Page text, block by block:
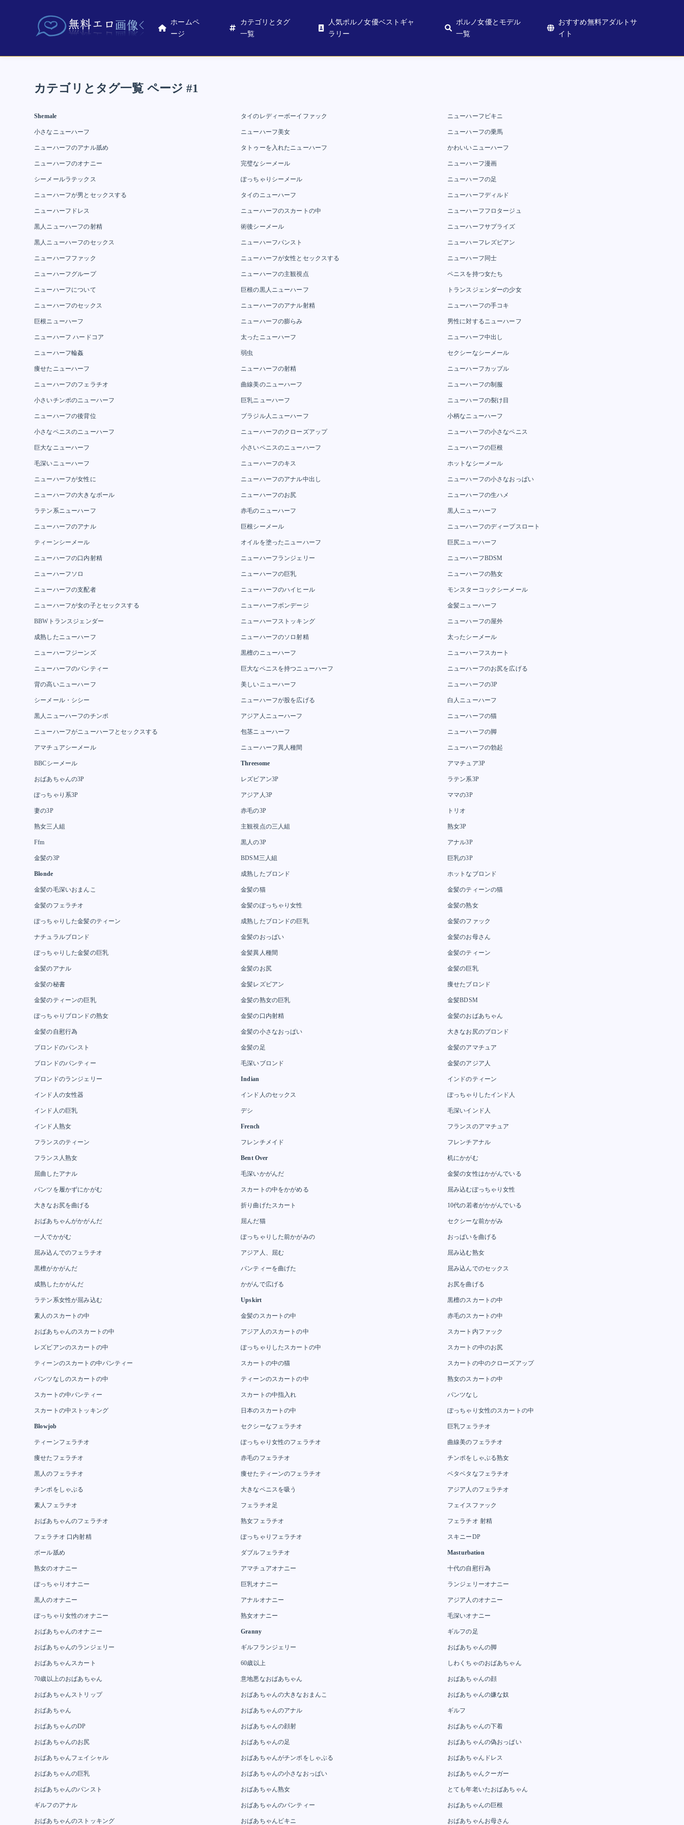
ホームペ
ージ
カテゴリとタグ
一覧
人気ポルノ女優ベストギャ
ラリー
ポルノ女優とモデル
一覧
おすすめ無料アダルトサ
イト
カテゴリとタグ一覧 ページ #1
Shemale タイのレディーボーイファック ニューハーフビキニ
小さなニューハーフ ニューハーフ美女 ニューハーフの乗馬
ニューハーフのアナル舐め タトゥーを入れたニューハーフ かわいいニューハーフ
ニューハーフのオナニー 完璧なシーメール ニューハーフ漫画
シーメールラテックス ぽっちゃりシーメール ニューハーフの足
ニューハーフが男とセックスする タイのニューハーフ ニューハーフディルド
ニューハーフドレス ニューハーフのスカートの中 ニューハーフフロタージュ
黒人ニューハーフの射精 術後シーメール ニューハーフサプライズ
黒人ニューハーフのセックス ニューハーフパンスト ニューハーフレズビアン
ニューハーフファック ニューハーフが女性とセックスする ニューハーフ同士
ニューハーフグループ ニューハーフの主観視点 ペニスを持つ女たち
ニューハーフについて 巨根の黒人ニューハーフ トランスジェンダーの少女
ニューハーフのセックス ニューハーフのアナル射精 ニューハーフの手コキ
巨根ニューハーフ ニューハーフの膨らみ 男性に対するニューハーフ
ニューハーフ ハードコア 太ったニューハーフ ニューハーフ中出し
ニューハーフ輪姦 弱虫 セクシーなシーメール
痩せたニューハーフ ニューハーフの射精 ニューハーフカップル
ニューハーフのフェラチオ 曲線美のニューハーフ ニューハーフの制服
小さいチンポのニューハーフ 巨乳ニューハーフ ニューハーフの裂け目
ニューハーフの後背位 ブラジル人ニューハーフ 小柄なニューハーフ
小さなペニスのニューハーフ ニューハーフのクローズアップ ニューハーフの小さなペニス
巨大なニューハーフ 小さいペニスのニューハーフ ニューハーフの巨根
毛深いニューハーフ ニューハーフのキス ホットなシーメール
ニューハーフが女性に ニューハーフのアナル中出し ニューハーフの小さなおっぱい
ニューハーフの大きなボール ニューハーフのお尻 ニューハーフの生ハメ
ラテン系ニューハーフ 赤毛のニューハーフ 黒人ニューハーフ
ニューハーフのアナル 巨根シーメール ニューハーフのディープスロート
ティーンシーメール オイルを塗ったニューハーフ 巨尻ニューハーフ
ニューハーフの口内射精 ニューハーフランジェリー ニューハーフBDSM
ニューハーフソロ ニューハーフの巨乳 ニューハーフの熟女
ニューハーフの支配者 ニューハーフのハイヒール モンスターコックシーメール
ニューハーフが女の子とセックスする ニューハーフボンデージ 金髪ニューハーフ
BBWトランスジェンダー ニューハーフストッキング ニューハーフの屋外
成熟したニューハーフ ニューハーフのソロ射精 太ったシーメール
ニューハーフジーンズ 黒檀のニューハーフ ニューハーフスカート
ニューハーフのパンティー 巨大なペニスを持つニューハーフ ニューハーフのお尻を広げる
背の高いニューハーフ 美しいニューハーフ ニューハーフの3P
シーメール・シシー ニューハーフが股を広げる 白人ニューハーフ
黒人ニューハーフのチンポ アジア人ニューハーフ ニューハーフの猫
ニューハーフがニューハーフとセックスする 包茎ニューハーフ ニューハーフの脚
アマチュアシーメール ニューハーフ異人種間 ニューハーフの勃起
BBCシーメール Threesome アマチュア3P
おばあちゃんの3P レズビアン3P ラテン系3P
ぽっちゃり系3P アジア人3P ママの3P
妻の3P 赤毛の3P トリオ
熟女三人組 主観視点の三人組 熟女3P
Ffm 黒人の3P アナル3P
金髪の3P BDSM三人組 巨乳の3P
Blonde 成熟したブロンド ホットなブロンド
金髪の毛深いおまんこ 金髪の猫 金髪のティーンの猫
金髪のフェラチオ 金髪のぽっちゃり女性 金髪の熟女
ぽっちゃりした金髪のティーン 成熟したブロンドの巨乳 金髪のファック
ナチュラルブロンド 金髪のおっぱい 金髪のお母さん
ぽっちゃりした金髪の巨乳 金髪異人種間 金髪のティーン
金髪のアナル 金髪のお尻 金髪の巨乳
金髪の秘書 金髪レズビアン 痩せたブロンド
金髪のティーンの巨乳 金髪の熟女の巨乳 金髪BDSM
ぽっちゃりブロンドの熟女 金髪の口内射精 金髪のおばあちゃん
金髪の自慰行為 金髪の小さなおっぱい 大きなお尻のブロンド
ブロンドのパンスト 金髪の足 金髪のアマチュア
ブロンドのパンティー 毛深いブロンド 金髪のアジア人
ブロンドのランジェリー Indian インドのティーン
インド人の女性器 インド人のセックス ぽっちゃりしたインド人
インド人の巨乳 デシ 毛深いインド人
インド人熟女 French フランスのアマチュア
フランスのティーン フレンチメイド フレンチアナル
フランス人熟女 Bent Over 机にかがむ
屈曲したアナル 毛深いかがんだ 金髪の女性はかがんでいる
パンツを履かずにかがむ スカートの中をかがめる 屈み込むぽっちゃり女性
大きなお尻を曲げる 折り曲げたスカート 10代の若者がかがんでいる
おばあちゃんがかがんだ 屈んだ猫 セクシーな前かがみ
一人でかがむ ぽっちゃりした前かがみの おっぱいを曲げる
屈み込んでのフェラチオ アジア人、屈む 屈み込む熟女
黒檀がかがんだ パンティーを曲げた 屈み込んでのセックス
成熟したかがんだ かがんで広げる お尻を曲げる
ラテン系女性が屈み込む Upskirt 黒檀のスカートの中
素人のスカートの中 金髪のスカートの中 赤毛のスカートの中
おばあちゃんのスカートの中 アジア人のスカートの中 スカート内ファック
レズビアンのスカートの中 ぽっちゃりしたスカートの中 スカートの中のお尻
ティーンのスカートの中パンティー スカートの中の猫 スカートの中のクローズアップ
パンツなしのスカートの中 ティーンのスカートの中 熟女のスカートの中
スカートの中パンティー スカートの中指入れ パンツなし
スカートの中ストッキング 日本のスカートの中 ぽっちゃり女性のスカートの中
Blowjob セクシーなフェラチオ 巨乳フェラチオ
ティーンフェラチオ ぽっちゃり女性のフェラチオ 曲線美のフェラチオ
痩せたフェラチオ 赤毛のフェラチオ チンポをしゃぶる熟女
黒人のフェラチオ 痩せたティーンのフェラチオ ベタベタなフェラチオ
チンポをしゃぶる 大きなペニスを吸う アジア人のフェラチオ
素人フェラチオ フェラチオ足 フェイスファック
おばあちゃんのフェラチオ 熟女フェラチオ フェラチオ 射精
フェラチオ 口内射精 ぽっちゃりフェラチオ スキニーDP
ボール舐め ダブルフェラチオ Masturbation
熟女のオナニー アマチュアオナニー 十代の自慰行為
ぽっちゃりオナニー 巨乳オナニー ランジェリーオナニー
黒人のオナニー アナルオナニー アジア人のオナニー
ぽっちゃり女性のオナニー 熟女オナニー 毛深いオナニー
おばあちゃんのオナニー Granny ギルフの足
おばあちゃんのランジェリー ギルフランジェリー おばあちゃんの脚
おばあちゃんスカート 60歳以上 しわくちゃのおばあちゃん
70歳以上のおばあちゃん 意地悪なおばあちゃん おばあちゃんの顔
おばあちゃんストリップ おばあちゃんの大きなおまんこ おばあちゃんの嫌な奴
おばあちゃん おばあちゃんのアナル ギルフ
おばあちゃんのDP おばあちゃんの顔射 おばあちゃんの下着
おばあちゃんのお尻 おばあちゃんの足 おばあちゃんの偽おっぱい
おばあちゃんフェイシャル おばあちゃんがチンポをしゃぶる おばあちゃんドレス
おばあちゃんの巨乳 おばあちゃんの小さなおっぱい おばあちゃんクーガー
おばあちゃんのパンスト おばあちゃん熟女 とても年老いたおばあちゃん
ギルフのアナル おばあちゃんのパンティー おばあちゃんの巨根
おばあちゃんのストッキング おばあちゃんビキニ おばあちゃんお母さん